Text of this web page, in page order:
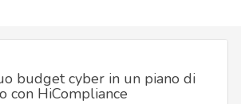
budget cyber in un piano di
con HiCompliance